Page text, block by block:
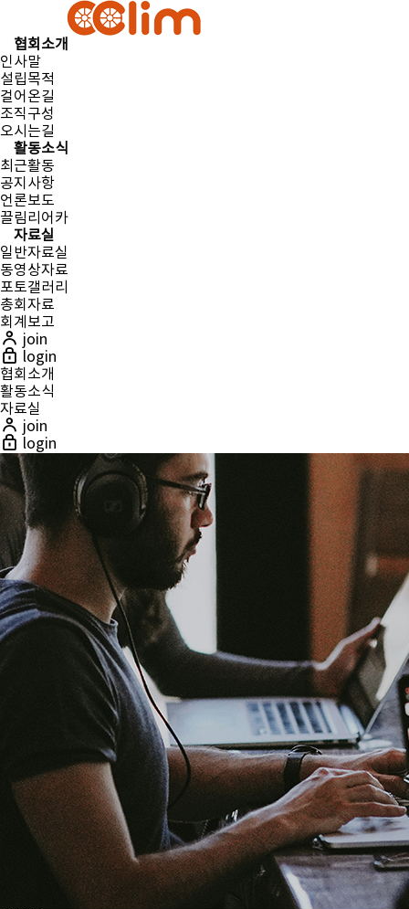
협회소개
인사말
설립목적
걸어온길
조직구성
오시는길
활동소식
최근활동
공지사항
언론보도
끌림리어카
자료실
일반자료실
동영상자료
포토갤러리
총회자료
회계보고
join
login
협회소개
활동소식
자료실
join
login